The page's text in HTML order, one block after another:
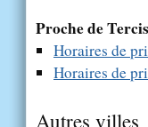
Proche de
Horaires de
Horaires de
Autres villes